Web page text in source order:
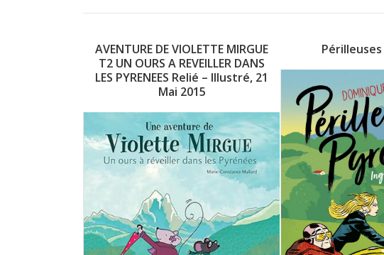
AVENTURE DE VIOLETTE MIRGUE
T2 UN OURS A REVEILLER DANS
LES PYRENEES Relié – Illustré, 21
Mai 2015